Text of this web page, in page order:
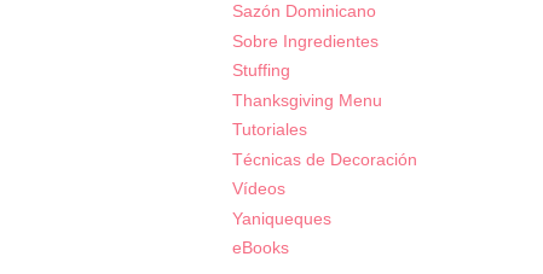
Sazón Dominicano
Sobre Ingredientes
Stuffing
Thanksgiving Menu
Tutoriales
Técnicas de Decoración
Vídeos
Yaniqueques
eBooks